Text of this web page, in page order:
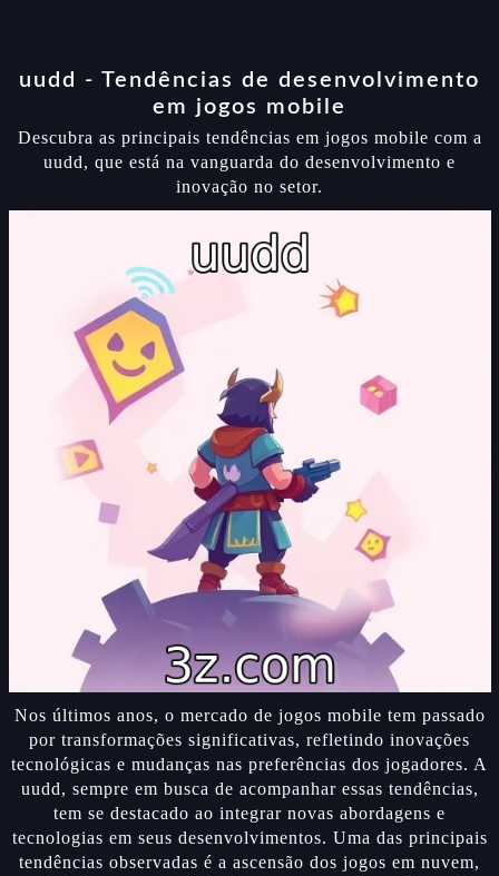
uudd - Tendências de desenvolvimento
em jogos mobile
Descubra as principais tendências em jogos mobile com a
uudd, que está na vanguarda do desenvolvimento e
inovação no setor.
Nos últimos anos, o mercado de jogos mobile tem passado
por transformações significativas, refletindo inovações
tecnológicas e mudanças nas preferências dos jogadores. A
uudd, sempre em busca de acompanhar essas tendências,
tem se destacado ao integrar novas abordagens e
tecnologias em seus desenvolvimentos. Uma das principais
tendências observadas é a ascensão dos jogos em nuvem,